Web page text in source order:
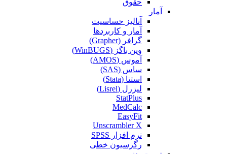
آمار
آنالیز حساسیت
آمار و کاربردها
گرافر (Grapher)
وین باگز (WinBUGS)
آموس (AMOS)
ساس (SAS)
استتا (Stata)
لیزرل (Lisrel)
StatPlus
MedCalc
EasyFit
Unscrambler X
نرم افزار SPSS
رگرسیون خطی